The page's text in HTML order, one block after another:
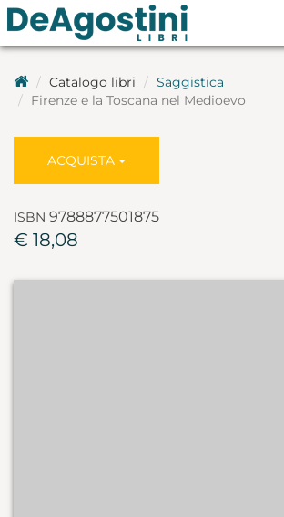
Catalogo libri
Saggistica
Firenze e la Toscana nel Medioevo
ACQUISTA
ISBN 9788877501875
€ 18,08